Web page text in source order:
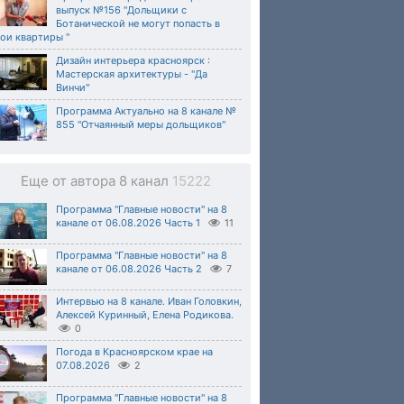
выпуск №156 "Дольщики с
Ботанической не могут попасть в
квартиры "
Дизайн интерьера красноярск :
Мастерская архитектуры - "Да
Винчи"
Программа Актуально на 8 канале №
855 "Отчаянный меры дольщиков"
Еще от автора 8 канал 15222
Программа "Главные новости" на 8
канале от 06.08.2026 Часть 1
11
Программа "Главные новости" на 8
канале от 06.08.2026 Часть 2
7
Интервью на 8 канале. Иван Головкин,
Алексей Куринный, Елена Родикова.
0
Погода в Красноярском крае на
07.08.2026
2
Программа "Главные новости" на 8